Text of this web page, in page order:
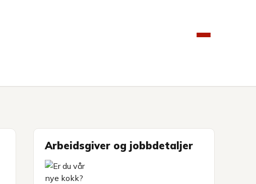
Arbeidsgiver og jobbdetaljer